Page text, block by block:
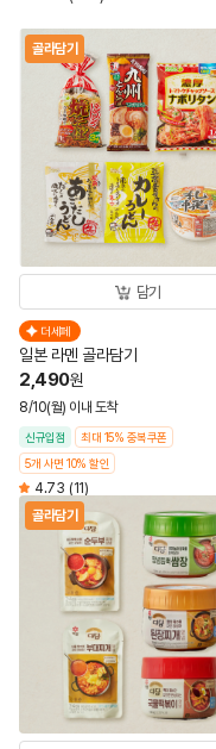
골라담기
담기
더세페
일본 라멘 골라담기
2,490원
8/10(월) 이내 도착
신규입점
최대 15% 중복쿠폰
5개 사면 10% 할인
4.73 (11)
골라담기